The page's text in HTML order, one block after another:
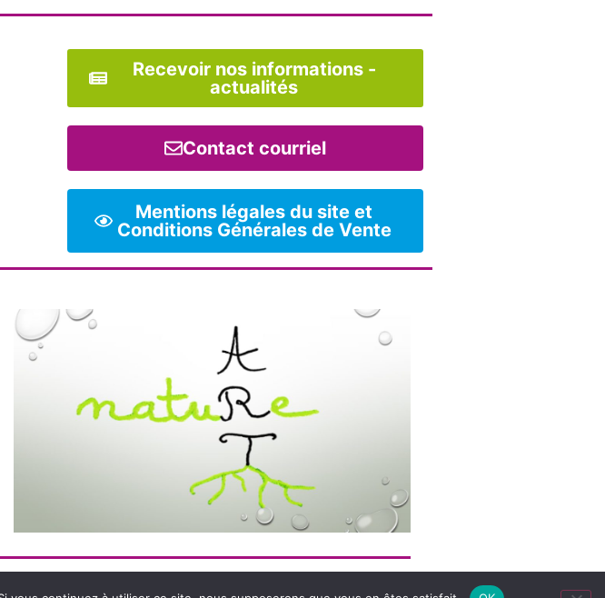
Recevoir nos informations -
actualités
Contact courriel
Mentions légales du site et
Conditions Générales de Vente